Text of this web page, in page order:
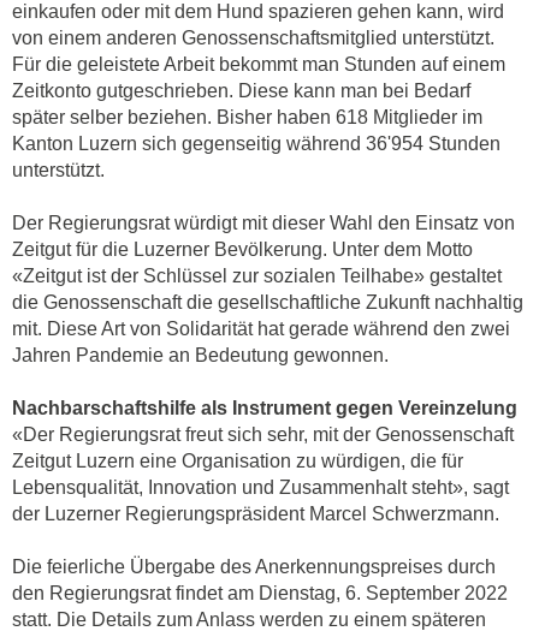
einkaufen oder mit dem Hund spazieren gehen kann, wird
von einem anderen Genossenschaftsmitglied unterstützt.
Für die geleistete Arbeit bekommt man Stunden auf einem
Zeitkonto gutgeschrieben. Diese kann man bei Bedarf
später selber beziehen. Bisher haben 618 Mitglieder im
Kanton Luzern sich gegenseitig während 36'954 Stunden
unterstützt.
Der Regierungsrat würdigt mit dieser Wahl den Einsatz von
Zeitgut für die Luzerner Bevölkerung. Unter dem Motto
«Zeitgut ist der Schlüssel zur sozialen Teilhabe» gestaltet
die Genossenschaft die gesellschaftliche Zukunft nachhaltig
mit. Diese Art von Solidarität hat gerade während den zwei
Jahren Pandemie an Bedeutung gewonnen.
Nachbarschaftshilfe als Instrument gegen Vereinzelung
«Der Regierungsrat freut sich sehr, mit der Genossenschaft
Zeitgut Luzern eine Organisation zu würdigen, die für
Lebensqualität, Innovation und Zusammenhalt steht», sagt
der Luzerner Regierungspräsident Marcel Schwerzmann.
Die feierliche Übergabe des Anerkennungspreises durch
den Regierungsrat findet am Dienstag, 6. September 2022
statt. Die Details zum Anlass werden zu einem späteren